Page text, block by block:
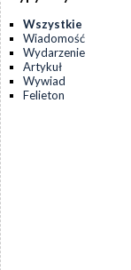
Wszystkie
Wiadomość
Wydarzenie
Artykuł
Wywiad
Felieton